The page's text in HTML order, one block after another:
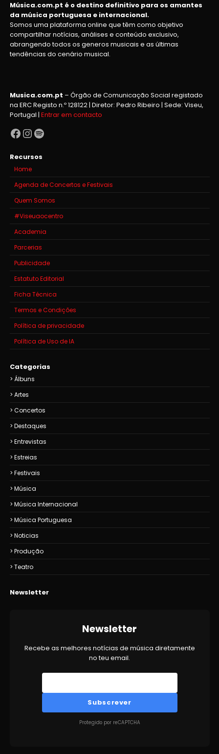
Música.com.pt é o destino definitivo para os amantes
da música portuguesa e internacional.
Somos uma plataforma online que têm como objetivo
compartilhar notícias, análises e conteúdo exclusivo,
abrangendo todos os generos musicais e as últimas
tendências do cenário musical.
Musica.com.pt – Órgão de Comunicação Social registado
na ERC Registo n.º 128122 | Diretor: Pedro Ribeiro | Sede: Viseu,
Portugal | Entrar em contacto
Facebook
Instagram
Spotify
Recursos
Home
Agenda de Concertos e Festivais
Quem Somos
#Viseuaocentro
Academia
Parcerias
Publicidade
Estatuto Editorial
Ficha Técnica
Termos e Condições
Política de privacidade
Política de Uso de IA
Categorias
Álbuns
Artes
Concertos
Destaques
Entrevistas
Estreias
Festivais
Música
Música Internacional
Música Portuguesa
Noticias
Produção
Teatro
Newsletter
Newsletter
Recebe as melhores notícias de música diretamente
no teu email.
Subscrever
Protegido por reCAPTCHA